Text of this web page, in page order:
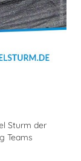
Sturm der
Teams